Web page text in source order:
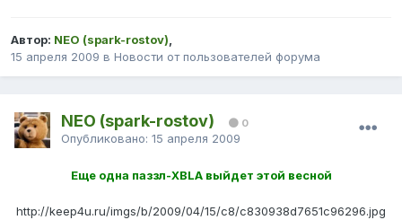
Автор: NEO (spark-rostov),
15 апреля 2009 в Новости от пользователей форума
NEO (spark-rostov) 0
Опубликовано: 15 апреля 2009
Еще одна паззл-XBLA выйдет этой весной
http://keep4u.ru/imgs/b/2009/04/15/c8/c830938d7651c96296.jpg